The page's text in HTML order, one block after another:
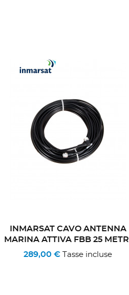
INMARSAT CAVO ANTENNA
MARINA ATTIVA FBB 25 METRI
289,00 € Tasse incluse